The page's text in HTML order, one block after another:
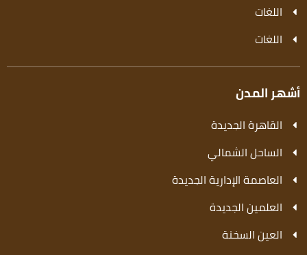
اللغات
اللغات
أشهر المدن
القاهرة الجديدة
الساحل الشمالي
العاصمة الإدارية الجديدة
العلمين الجديدة
العين السخنة